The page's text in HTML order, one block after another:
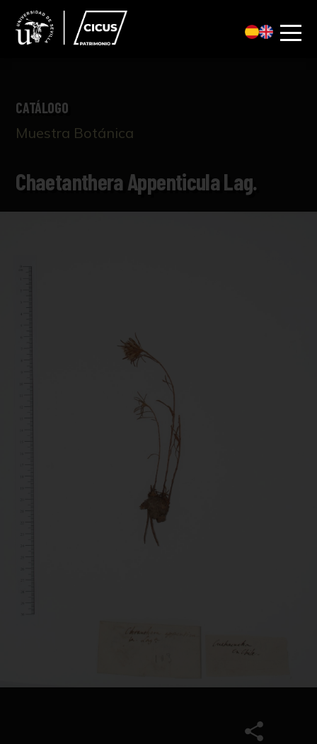
CATÁLOGO
Muestra Botánica
Chaetanthera Appenticula Lag.